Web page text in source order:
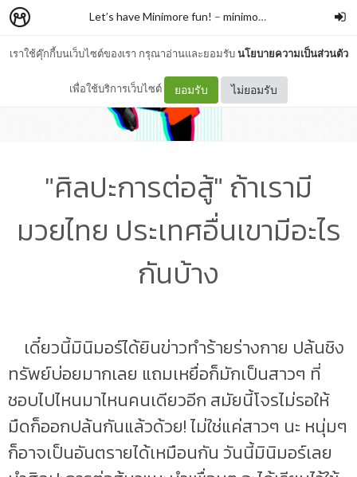
เราใช้คุ๊กกี้บนเว็บไซต์ของเรา กรุณาอ่านและยอมรับนโยบายความเป็นส่วนตัว
เพื่อใช้บริการเว็บไซต์ ยอมรับ ไม่ยอมรับ
Let’s have Minimore fun! – minimore
"ศิลปะการต่อสู้" ถ้าเรามี
มวยไทย ประเทศอื่นเขามีอะไร
กันบ้าง
เดี๋ยวนี้มินิมอร์ได้ยินข่าวทำร้ายร่างกาย ปล้นชิง
ทรัพย์บ่อยมากเลย แถมเหยื่อก็มักเป็นสาวๆ ที่
ชอบไปไหนมาไหนคนเดียวอีก สมัยนี้โจรไม่รอให้
มืดก็ออกปล้นกันแล้วด้วย! ไม่ใช่แค่สาวๆ นะ หนุ่มๆ
ก็อาจเป็นอันตรายได้เหมือนกัน วันนี้มินิมอร์เลย